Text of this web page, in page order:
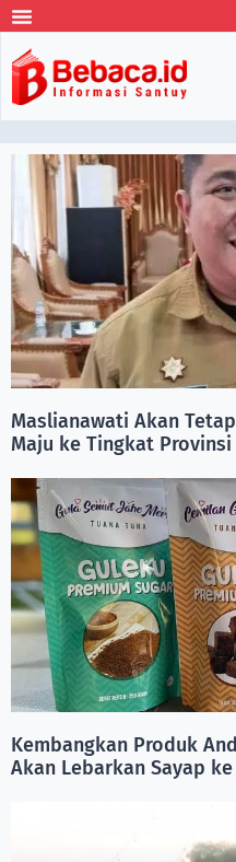
Maslianawati Akan
Maju ke Tingkat Provinsi
Kembangkan Produk
Akan Lebarkan Sayap